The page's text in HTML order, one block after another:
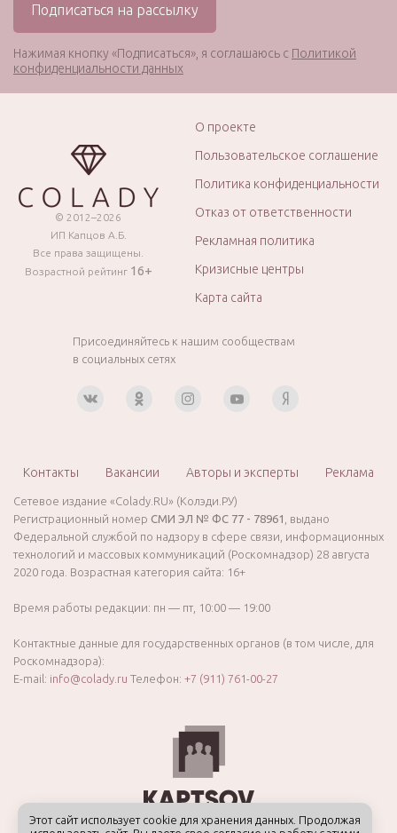
Нажимая кнопку «Подписаться», я соглашаюсь с Политикой
конфиденциальности данных
© 2012–2026
ИП Капцов А.Б.
Все права защищены.
Возрастной рейтинг 16+
О проекте
Пользовательское соглашение
Политика конфиденциальности
Отказ от ответственности
Рекламная политика
Кризисные центры
Карта сайта
Присоединяйтесь к нашим сообществам
в социальных сетях
Контакты Вакансии Авторы и эксперты Реклама
Сетевое издание «Colady.RU» (Колэди.РУ)
Регистрационный номер СМИ ЭЛ № ФС 77 - 78961
, выдано
Федеральной службой по надзору в сфере связи, информационных
технологий и массовых коммуникаций (Роскомнадзор) 28 августа
2020 года. Возрастная категория сайта: 16+
Время работы редакции: пн — пт, 10:00 — 19:00
Контактные данные для государственных органов (в том числе, для
Роскомнадзора):
E-mail: info@colady.ru Телефон: +7 (911) 761-00-27
Этот сайт использует cookie для хранения данных. Продолжая